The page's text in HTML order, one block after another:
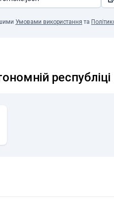
Умовами використання та